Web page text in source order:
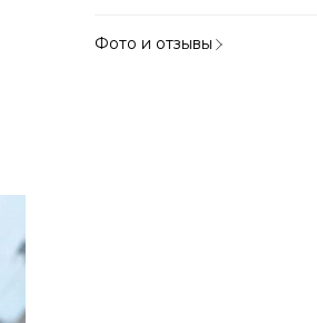
Фото и отзывы